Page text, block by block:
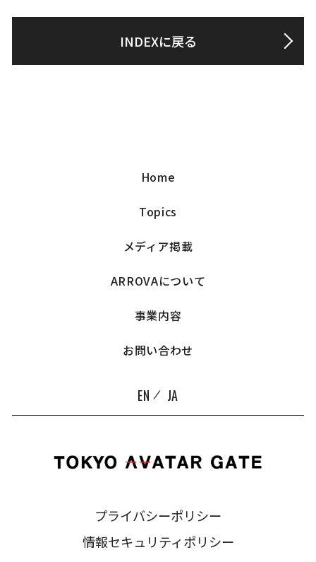
INDEXに戻る
Home
Topics
メディア掲載
ARROVAについて
事業内容
お問い合わせ
EN JA
プライバシーポリシー
情報セキュリティポリシー